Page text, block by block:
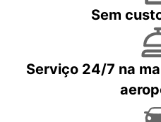
Sem
Serviço 24/7 na